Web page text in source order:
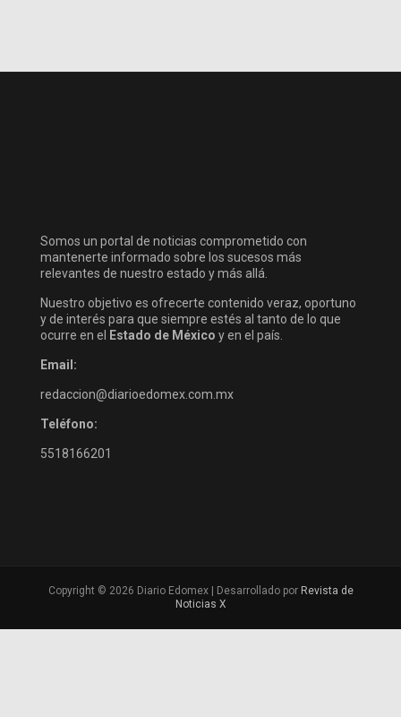
Somos un portal de noticias comprometido con
mantenerte informado sobre los sucesos más
relevantes de nuestro estado y más allá.
Nuestro objetivo es ofrecerte contenido veraz, oportuno
y de interés para que siempre estés al tanto de lo que
ocurre en el
Estado de México y en el país.
Email:
redaccion@diarioedomex.com.mx
Teléfono:
5518166201
Copyright © 2026 Diario Edomex | Desarrollado por Revista de
Noticias X